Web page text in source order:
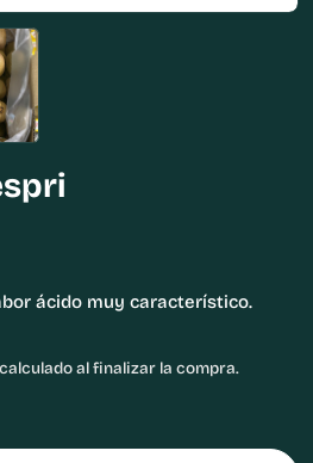
ácido muy característico.
calculado al finalizar la compra.